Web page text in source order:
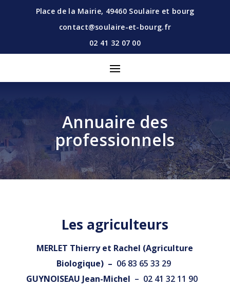
Place de la Mairie, 49460 Soulaire et bourg
contact@soulaire-et-bourg.fr
02 41 32 07 00
Annuaire des
professionnels
Les agriculteurs
MERLET Thierry et Rachel (Agriculture
Biologique) – 06 83 65 33 29
GUYNOISEAU Jean-Michel – 02 41 32 11 90